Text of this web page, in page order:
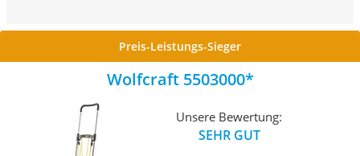
Preis-Leistungs-Sieger
Wolfcraft 5503000
Unsere Bewertung:
SEHR GUT